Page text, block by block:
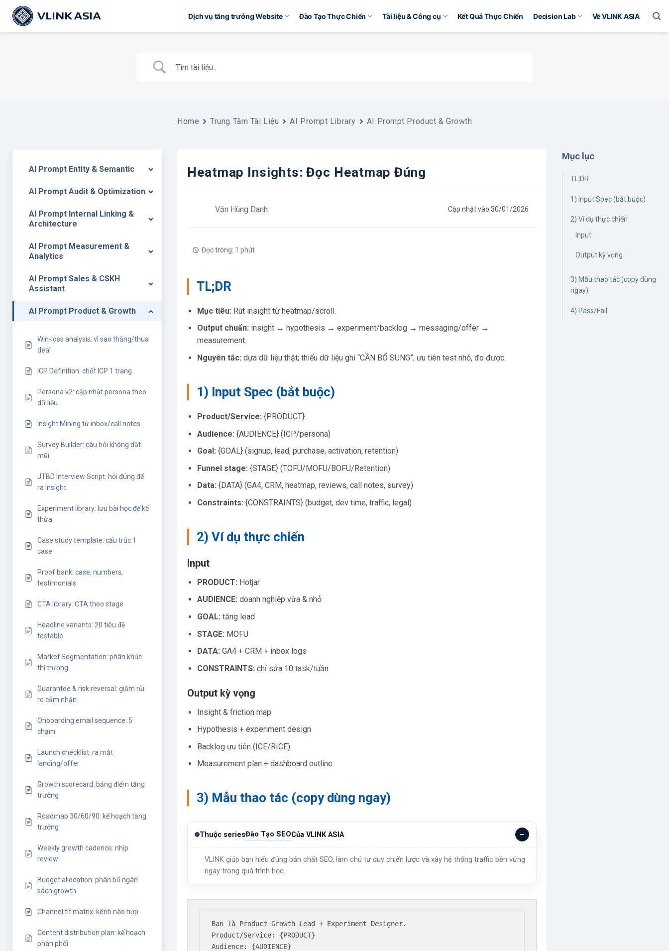
qua
nội
Dịch vụ tăng trưởng Website Đào Tạo Thực Chiến Tài liệu & Công cụ Kết Quả Thực Chiến Decision Lab Về VLINK ASIA
AI Prompt Entity & Semantic
AI Prompt Audit & Optimization
AI Prompt Internal Linking &
Architecture
AI Prompt Measurement &
Analytics
AI Prompt Sales & CSKH
Assistant
AI Prompt Product & Growth
Win-loss analysis: vì sao thắng/thua
deal
ICP Definition: chốt ICP 1 trang
Persona v2: cập nhật persona theo
dữ liệu
Insight Mining từ inbox/call notes
Survey Builder: câu hỏi không dắt
mũi
JTBD Interview Script: hỏi đúng để
ra insight
Experiment library: lưu bài học để kế
thừa
Case study template: cấu trúc 1
case
Proof bank: case, numbers,
testimonials
CTA library: CTA theo stage
Headline variants: 20 tiêu đề
testable
Market Segmentation: phân khúc
thị trường
Guarantee & risk reversal: giảm rủi
ro cảm nhận
Onboarding email sequence: 5
chạm
Launch checklist: ra mắt
landing/offer
Growth scorecard: bảng điểm tăng
trưởng
Roadmap 30/60/90: kế hoạch tăng
trưởng
Weekly growth cadence: nhịp
review
Budget allocation: phân bổ ngân
sách growth
Channel fit matrix: kênh nào hợp
Content distribution plan: kế hoạch
phân phối
Home Trung Tâm Tài Liệu AI Prompt Library AI Prompt Product & Growth
Heatmap Insights: Đọc Heatmap Đúng
Văn Hùng Danh Cập nhật vào 30/01/2026
Đọc trong: 1 phút
TL;DR
Mục tiêu: Rút insight từ heatmap/scroll.
Output chuẩn: insight → hypothesis → experiment/backlog → messaging/offer →
measurement.
Nguyên tắc: dựa dữ liệu thật; thiếu dữ liệu ghi “CẦN BỔ SUNG”; ưu tiên test nhỏ, đo được.
1) Input Spec (bắt buộc)
Product/Service: {PRODUCT}
Audience: {AUDIENCE} (ICP/persona)
Goal: {GOAL} (signup, lead, purchase, activation, retention)
Funnel stage: {STAGE} (TOFU/MOFU/BOFU/Retention)
Data: {DATA} (GA4, CRM, heatmap, reviews, call notes, survey)
Constraints: {CONSTRAINTS} (budget, dev time, traffic, legal)
2) Ví dụ thực chiến
Input
PRODUCT: Hotjar
AUDIENCE: doanh nghiệp vừa & nhỏ
GOAL: tăng lead
STAGE: MOFU
DATA: GA4 + CRM + inbox logs
CONSTRAINTS: chỉ sửa 10 task/tuần
Output kỳ vọng
Insight & friction map
Hypothesis + experiment design
Backlog ưu tiên (ICE/RICE)
Measurement plan + dashboard outline
3) Mẫu thao tác (copy dùng ngay)
Thuộc seriesĐào Tạo SEOCủa VLINK ASIA
VLINK giúp bạn hiểu đúng bản chất SEO, làm chủ tư duy chiến lược và xây hệ thống traffic bền vững
ngay trong quá trình học.
Bạn là Product Growth Lead + Experiment Designer.
Product/Service: {PRODUCT}
Audience: {AUDIENCE}
Mục lục
TL;DR
1) Input Spec (bắt buộc)
2) Ví dụ thực chiến
Input
Output kỳ vọng
3) Mẫu thao tác (copy dùng
ngay)
4) Pass/Fail